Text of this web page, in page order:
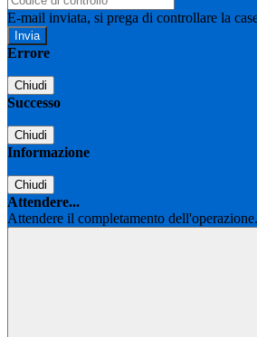
E-mail inviata, si prega di controllare la
Errore
Chiudi
Successo
Chiudi
Informazione
Chiudi
Attendere...
Attendere il completamento